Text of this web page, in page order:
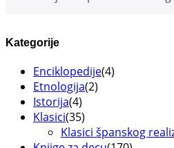
Kategorije
Enciklopedije(4)
Etnologija(2)
Istorija(4)
Klasici(35)
Klasici španskog